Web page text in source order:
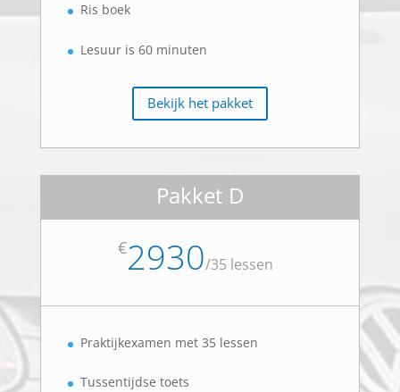
Ris boek
Lesuur is 60 minuten
Bekijk het pakket
Pakket D
€2930/35 lessen
Praktijkexamen met 35 lessen
Tussentijdse toets